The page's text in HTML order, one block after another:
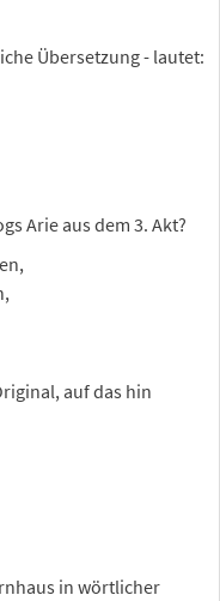
Übersetzung - lautet:
Arie aus dem 3. Akt?
auf das hin
in wörtlicher